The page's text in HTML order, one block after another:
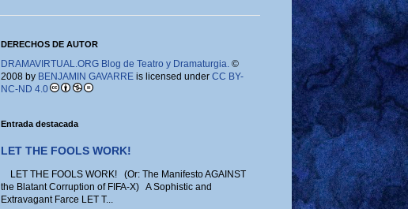
DERECHOS DE AUTOR
DRAMAVIRTUAL.ORG Blog de Teatro y Dramaturgia.©
2008 by BENJAMIN GAVARREis licensed under CC BY-
NC-ND 4.0
Entrada destacada
LET THE FOOLS WORK!
LET THE FOOLS WORK! (Or: The Manifesto AGAINST
the Blatant Corruption of FIFA-X) A Sophistic and
Extravagant Farce LET T...